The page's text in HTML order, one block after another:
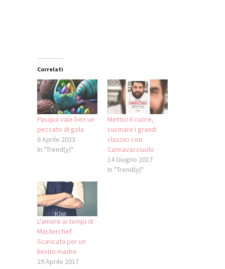
Correlati
Pasqua vale ben un
peccato di gola
6 Aprile 2023
In "Trend(y)"
Mettici il cuore,
cucinare i grandi
classici con
Cannavacciuolo
14 Giugno 2017
In "Trend(y)"
L'amore ai tempi di
Masterchef.
Scaricata per un
lievito madre
29 Aprile 2017